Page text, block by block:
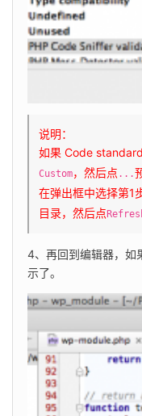
说明：
如果 Code
Custom，然后点 ...
在弹出框中选择第1
目录，然后点
4、再回到编辑器，如
示了。